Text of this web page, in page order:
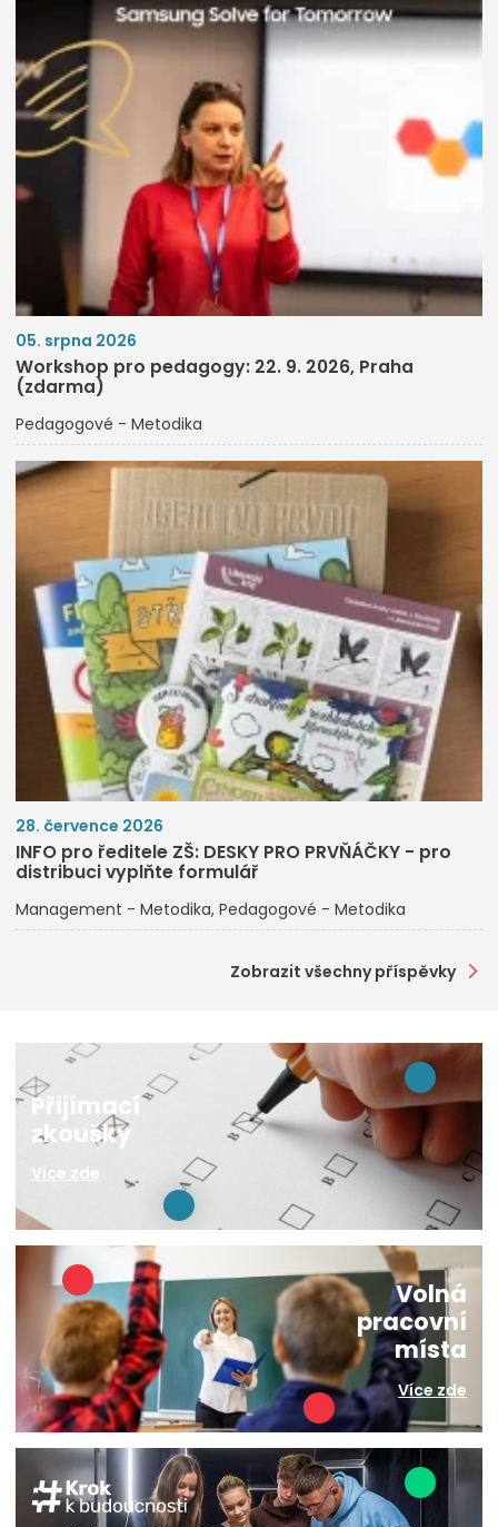
05. srpna 2026
Workshop pro pedagogy: 22. 9. 2026, Praha
(zdarma)
Pedagogové - Metodika
28. července 2026
INFO pro ředitele ZŠ: DESKY PRO PRVŇÁČKY - pro
distribuci vyplňte formulář
Management - Metodika Pedagogové - Metodika
Zobrazit všechny příspěvky
Přijímací
zkoušky
Více zde
Volná
pracovní
místa
Více zde